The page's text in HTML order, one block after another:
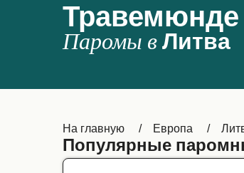
Травемюнде
Паромы в Литва
На главную Европа
Популярные